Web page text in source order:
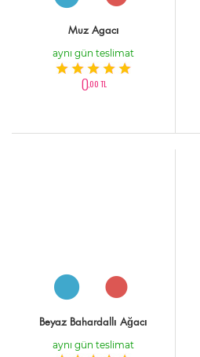
Muz Agacı
aynı gün teslimat
0,00 TL
Beyaz Bahardallı Ağacı
aynı gün teslimat